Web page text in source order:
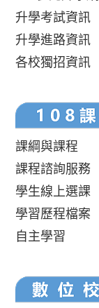
升學考試資訊
升學進路資訊
各校獨招資訊
課綱與課程
課程諮詢服務
學生線上選課
學習歷程檔案
自主學習